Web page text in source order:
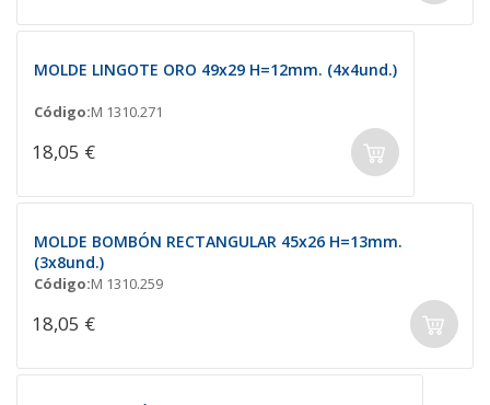
MOLDE LINGOTE ORO 49x29 H=12mm. (4x4und.)
Código:M 1310.271
18,05 €
MOLDE BOMBÓN RECTANGULAR 45x26 H=13mm.
(3x8und.)
Código:M 1310.259
18,05 €